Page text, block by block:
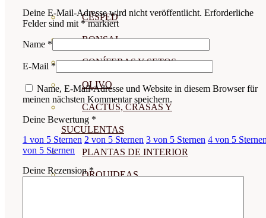
CÉSPED
BONSAI
CONÍFERAS Y SETOS
OLIVO
CACTUS, CRASAS Y
SUCULENTAS
PLANTAS DE INTERIOR
ORQUIDEAS
Deine E-Mail-Adresse wird nicht veröffentlicht. Erforderliche
Felder sind mit *markiert
Name *
E-Mail *
Name, E-Mail-Adresse und Website in diesem Browser für
meinen nächsten Kommentar speichern.
Deine Bewertung *
1 von 5 Sternen 2 von 5 Sternen 3 von 5 Sternen 4 von 5
von 5 Sternen
Deine Rezension*